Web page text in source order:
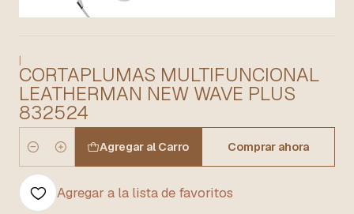
|
CORTAPLUMAS MULTIFUNCIONAL
LEATHERMAN NEW WAVE PLUS
832524
Cantidad
Agregar al Carro Comprar ahora
Agregar a la lista de favoritos